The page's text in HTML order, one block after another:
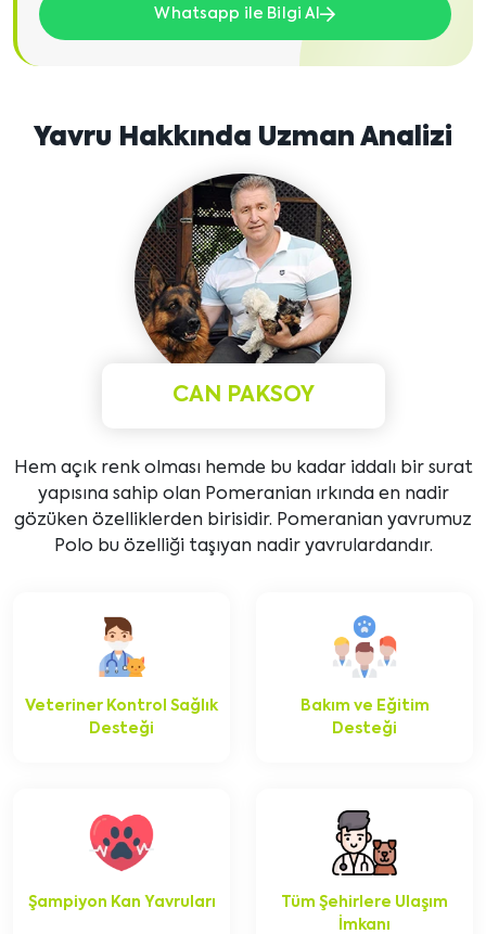
Whatsapp ile Bilgi Al
Yavru Hakkında Uzman Analizi
CAN PAKSOY
Hem açık renk olması hemde bu kadar iddalı bir surat
yapısına sahip olan Pomeranian ırkında en nadir
gözüken özelliklerden birisidir. Pomeranian yavrumuz
Polo bu özelliği taşıyan nadir yavrulardandır.
Veteriner Kontrol Sağlık
Desteği
Bakım ve Eğitim
Desteği
Şampiyon Kan Yavruları
Tüm Şehirlere Ulaşım
İmkanı